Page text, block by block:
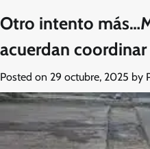
Otro intento
acuerdan
Posted on 29 octubre, 2025 by